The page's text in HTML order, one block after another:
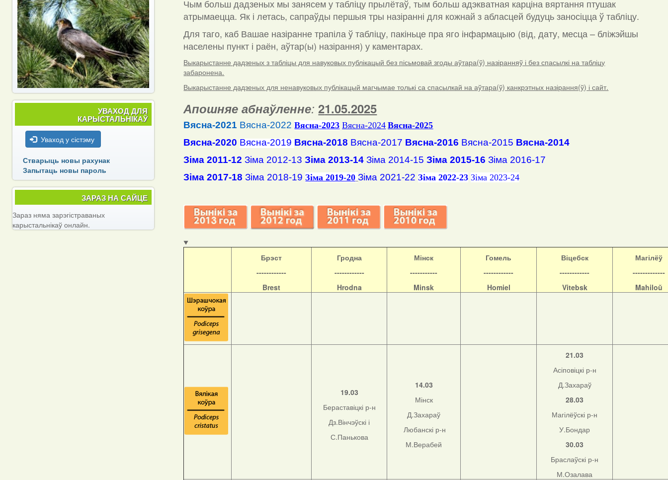
Чым больш дадзеных мы занясем у табліцу прылётаў, тым больш адэкватная карціна вяртання птушак
атрымаецца. Як і летась, сапраўды першыя тры назіранні для кожнай з абласцей будуць заносіцца ў табліцу.
Для таго, каб Вашае назіранне трапіла ў табліцу, пакіньце пра яго інфармацыю (від, дату, месца – бліжэйшы
населены пункт і раён, аўтар(ы) назірання) у каментарах.
Выкарыстанне дадзеных з табліцы для навуковых публікацый без пісьмовай згоды аўтара(ў) назіранняў і без спасылкі на табліцу
забаронена.
Выкарыстанне дадзеных для ненавуковых публікацый магчымае толькі са спасылкай на аўтара(ў) канкрэтных назірання(ў) і сайт.
Апошняе абнаўленне:21.05.2025
Вясна-2021 Вясна-2022 Вясна-2023 Вясна-2024 Вясна-2025
Вясна-2020 Вясна-2019 Вясна-2018 Вясна-2017 Вясна-2016 Вясна-2015 Вясна-2014
Зіма 2011-12 Зіма 2012-13 Зіма 2013-14 Зіма 2014-15 Зіма 2015-16 Зіма 2016-17
Зіма 2017-18 Зіма 2018-19 Зіма 2019-20 Зіма 2021-22 Зіма 2022-23 Зіма 2023-24
Брэст
------------
Brest
Гродна
------------
Hrodna
Мінск
-----------
Minsk
Гомель
------------
Homiel
Віцебск
------------
Vitebsk
Магілёў
-------------
Mahiloŭ
19.03
Бераставіцкі р-н
Дз.Вінчэўскі і
С.Панькова
14.03
Мінск
Д.Захараў
Любанскі р-н
М.Верабей
21.03
Асіповіцкі р-н
Д.Захараў
28.03
Магілёўскі р-н
У.Бондар
30.03
Браслаўскі р-н
М.Озалава
УВАХОД ДЛЯ
КАРЫСТАЛЬНІКАЎ
Уваход у сістэму
Стварыць новы рахунак
Запытаць новы пароль
ЗАРАЗ НА САЙЦЕ
Зараз няма зарэгістраваных
карыстальнікаў онлайн.